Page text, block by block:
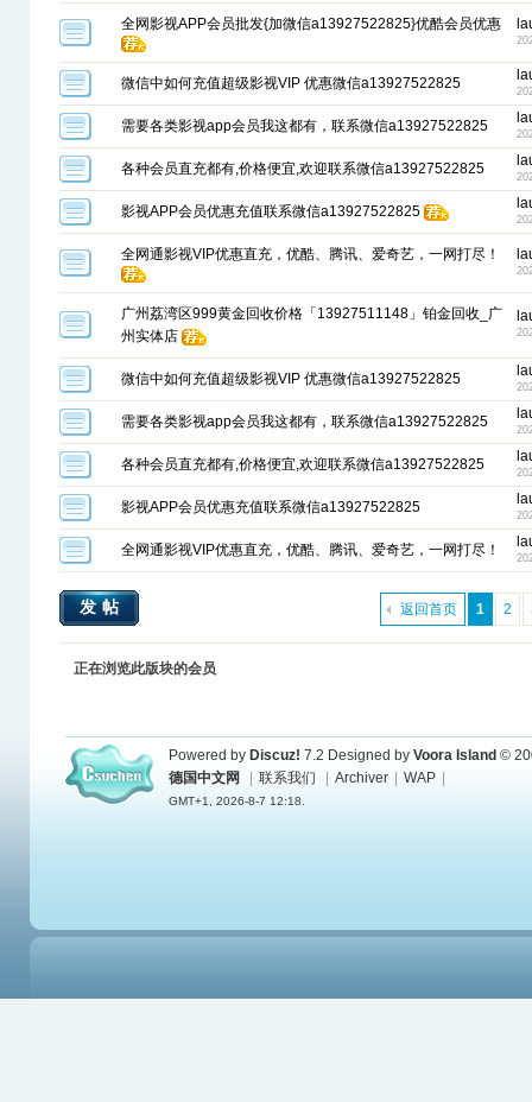
全网影视APP会员批发{加微信a13927522825}优酷会员优惠
微信中如何充值超级影视VIP 优惠微信a13927522825
需要各类影视app会员我这都有，联系微信a13927522825
各种会员直充都有,价格便宜,欢迎联系微信a13927522825
影视APP会员优惠充值联系微信a13927522825
全网通影视VIP优惠直充，优酷、腾讯、爱奇艺，一网打尽！
广州荔湾区999黄金回收价格「13927511148」铂金回收_广
州实体店
微信中如何充值超级影视VIP 优惠微信a13927522825
需要各类影视app会员我这都有，联系微信a13927522825
各种会员直充都有,价格便宜,欢迎联系微信a13927522825
影视APP会员优惠充值联系微信a13927522825
全网通影视VIP优惠直充，优酷、腾讯、爱奇艺，一网打尽！
1 2
返回首页
发帖
正在浏览此版块的会员
Powered by Discuz! 7.2 Designed by Voora Island ©
德国中文网
联系我们 Archiver WAP
GMT+1, 2026-8-7 12:18.